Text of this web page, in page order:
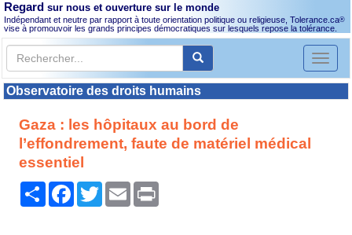
Regard sur nous et ouverture sur le monde
Indépendant et neutre par rapport à toute orientation politique ou religieuse, Tolerance.ca®
vise à promouvoir les grands principes démocratiques sur lesquels repose la tolérance.
Toggle
Observatoire des droits humains
Gaza : les hôpitaux au bord de
l’effondrement, faute de matériel médical
essentiel
PartagerFacebook
TwitterEmail